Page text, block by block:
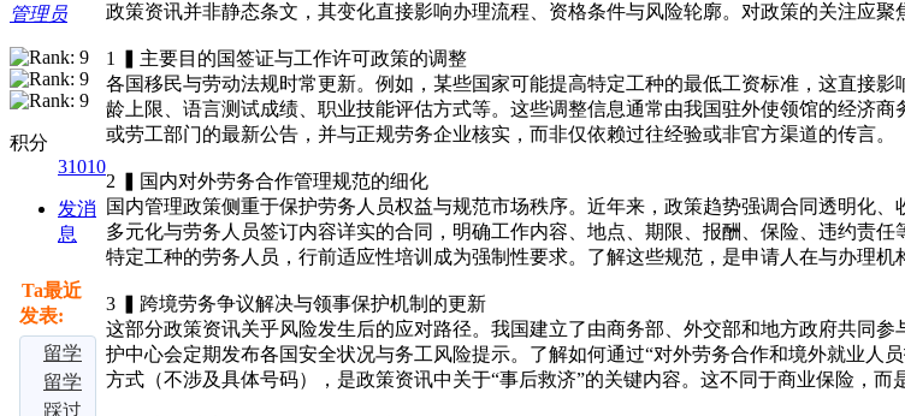
管理员
积分
31010
发消
息
Ta最近
发表:
留学
大局
定
留学
择校
踩过
政策资讯并非静态条文，其变化直接影响办理流程、资格条件与风险轮廓。对政策的关注应聚
1 ▍主要目的国签证与工作许可政策的调整
各国移民与劳动法规时常更新。例如，某些国家可能提高特定工种的最低工资标准，这直接
龄上限、语言测试成绩、职业技能评估方式等。这些调整信息通常由我国驻外使领馆的经济
或劳工部门的最新公告，并与正规劳务企业核实，而非仅依赖过往经验或非官方渠道的传言。
2 ▍国内对外劳务合作管理规范的细化
国内管理政策侧重于保护劳务人员权益与规范市场秩序。近年来，政策趋势强调合同透明化
多元化与劳务人员签订内容详实的合同，明确工作内容、地点、期限、报酬、保险、违约责
特定工种的劳务人员，行前适应性培训成为强制性要求。了解这些规范，是申请人在与办理机
3 ▍跨境劳务争议解决与领事保护机制的更新
这部分政策资讯关乎风险发生后的应对路径。我国建立了由商务部、外交部和地方政府共同
护中心会定期发布各国安全状况与务工风险提示。了解如何通过“对外劳务合作和境外就业人
方式（不涉及具体号码），是政策资讯中关于“事后救济”的关键内容。这不同于商业保险，而